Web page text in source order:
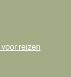
reizen